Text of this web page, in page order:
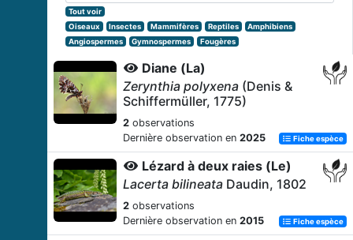
Tout voir
Oiseaux
Insectes Mammifères Reptiles
Amphibiens
Angiospermes
Gymnospermes Fougères
Diane (La)
Zerynthia polyxena (Denis &
Schiffermüller, 1775)
2 observations
Dernière observation en 2025 Fiche espèce
Lézard à deux raies (Le)
Lacerta bilineata Daudin, 1802
2 observations
Dernière observation en 2015 Fiche espèce